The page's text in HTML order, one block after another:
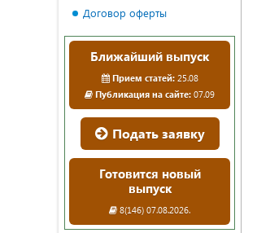
Договор оферты
Ближайший выпуск
Прием статей:25.08
Публикация на сайте: 07.09
Подать заявку
Готовится новый
выпуск
8(146) 07.08.2026.